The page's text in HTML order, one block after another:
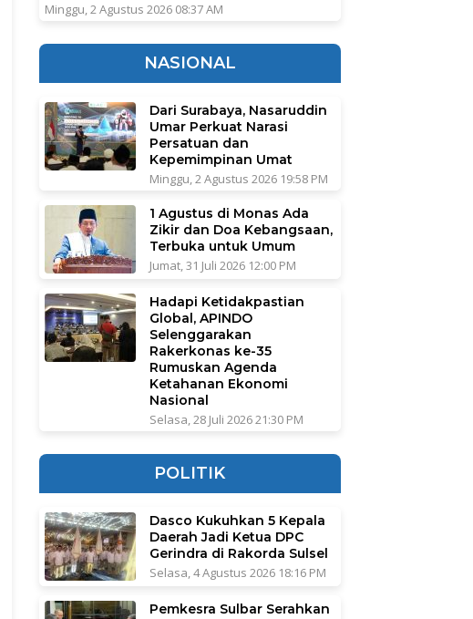
Minggu, 2 Agustus 2026 08:37 AM
NASIONAL
Dari Surabaya, Nasaruddin
Umar Perkuat Narasi
Persatuan dan
Kepemimpinan Umat
Minggu, 2 Agustus 2026 19:58 PM
1 Agustus di Monas Ada
Zikir dan Doa Kebangsaan,
Terbuka untuk Umum
Jumat, 31 Juli 2026 12:00 PM
Hadapi Ketidakpastian
Global, APINDO
Selenggarakan
Rakerkonas ke-35
Rumuskan Agenda
Ketahanan Ekonomi
Nasional
Selasa, 28 Juli 2026 21:30 PM
POLITIK
Dasco Kukuhkan 5 Kepala
Daerah Jadi Ketua DPC
Gerindra di Rakorda Sulsel
Selasa, 4 Agustus 2026 18:16 PM
Pemkesra Sulbar Serahkan